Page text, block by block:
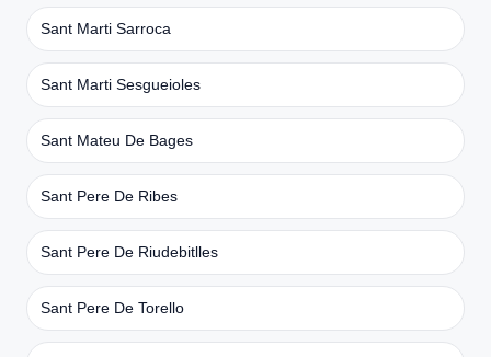
Sant Marti Sarroca
Sant Marti Sesgueioles
Sant Mateu De Bages
Sant Pere De Ribes
Sant Pere De Riudebitlles
Sant Pere De Torello